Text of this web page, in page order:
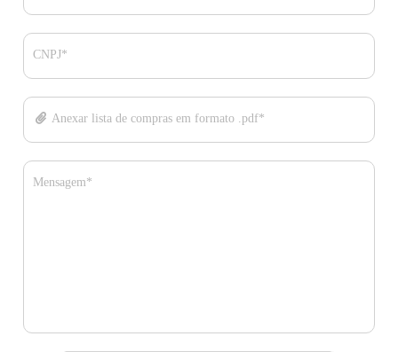
CNPJ*
Anexar lista de compras em formato .pdf*
Mensagem*